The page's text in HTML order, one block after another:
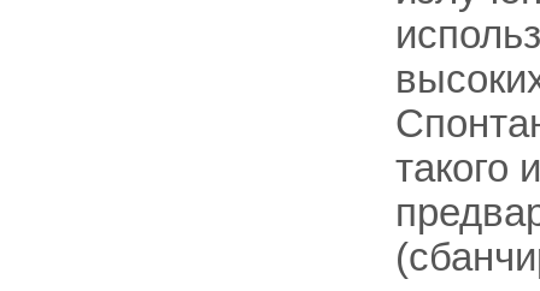
такого